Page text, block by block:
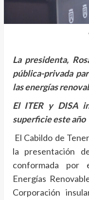
La presidenta,
pública-privada
las energías
El ITER y DISA
superficie este año
El Cabildo de
la presentación
conformada por
Energías
Corporación